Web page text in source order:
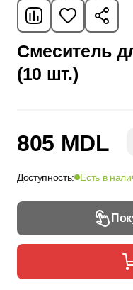
Смеситель
(10 шт.)
805 MDL
Доступность: Есть в